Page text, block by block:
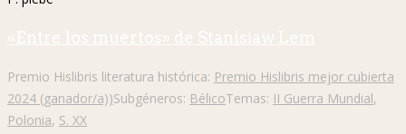
«Entre los muertos» de Stanisław Lem
Premio Hislibris literatura histórica: Premio Hislibris mejor cubierta
2024 (ganador/a))Subgéneros: BélicoTemas: II Guerra Mundial,
Polonia, S. XX